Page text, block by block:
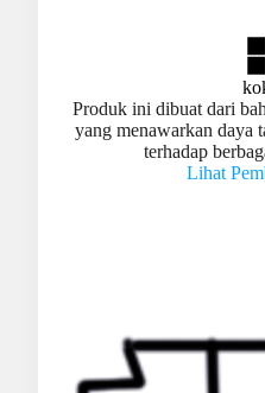
Produk ini dibuat dari
yang menawarkan daya
terhadap
Lihat